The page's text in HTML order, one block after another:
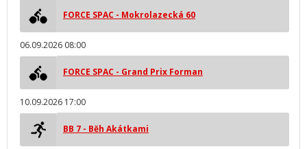
FORCE SPAC - Mokrolazecká 60
06.09.2026 08:00
FORCE SPAC - Grand Prix Forman
10.09.2026 17:00
BB 7 - Běh Akátkami